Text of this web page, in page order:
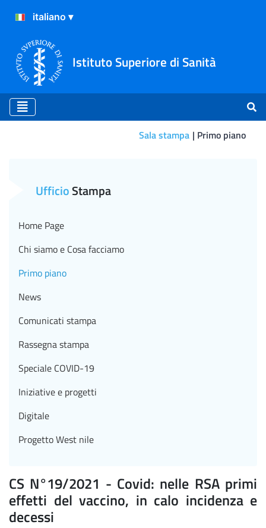
Istituto Superiore di Sanità
Sala stampa Primo piano
CS N°19/2021 - Covid: nelle RSA primi
effetti del vaccino, in calo incidenza e
decessi
UfficioStampa
Home Page
Chi siamo e Cosa facciamo
Primo piano
News
Comunicati stampa
Rassegna stampa
Speciale COVID-19
Iniziative e progetti
Digitale
Progetto West nile